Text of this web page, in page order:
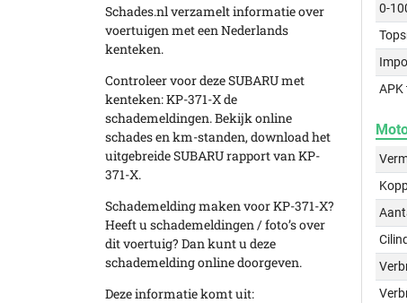
Schades.nl verzamelt informatie over
voertuigen met een Nederlands
kenteken.
Controleer voor deze SUBARU met
kenteken: KP-371-X de
schademeldingen. Bekijk online
schades en km-standen, download het
uitgebreide SUBARU rapport van KP-
371-X.
Schademelding maken voor KP-371-X?
Heeft u schademeldingen / foto’s over
dit voertuig? Dan kunt u deze
schademelding online doorgeven.
Deze informatie komt uit:
0-
APK